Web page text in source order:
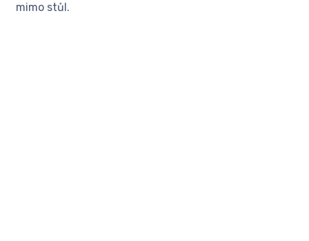
mimo stůl.